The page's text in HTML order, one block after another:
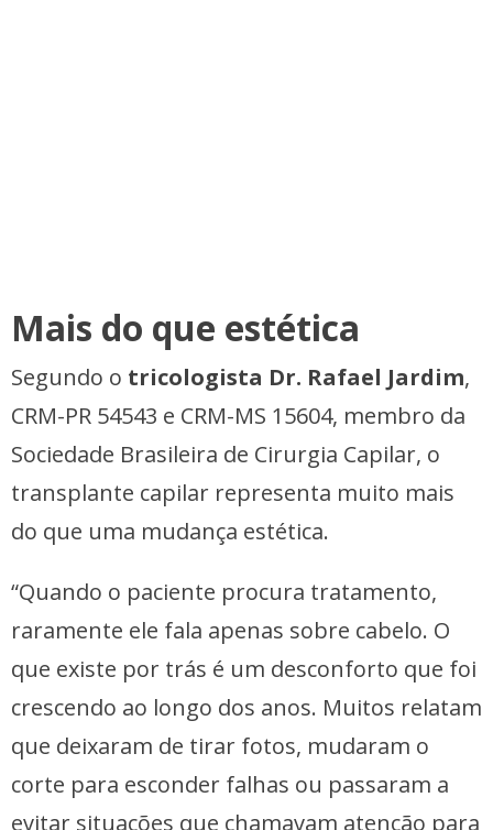
Mais do que estética
Segundo o tricologista Dr. Rafael Jardim,
CRM-PR 54543 e CRM-MS 15604, membro da
Sociedade Brasileira de Cirurgia Capilar, o
transplante capilar representa muito mais
do que uma mudança estética.
“Quando o paciente procura tratamento,
raramente ele fala apenas sobre cabelo. O
que existe por trás é um desconforto que foi
crescendo ao longo dos anos. Muitos relatam
que deixaram de tirar fotos, mudaram o
corte para esconder falhas ou passaram a
evitar situações que chamavam atenção para